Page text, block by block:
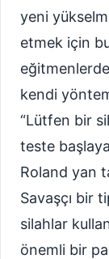
yeni
etmek için
kendi
“Lütfen bir
teste
Roland yan
Savaşçı bir
silahlar
önemli bir